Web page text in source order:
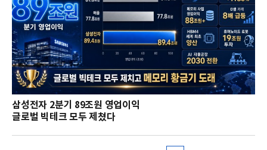
삼성전자 2분기 89조원 영업이익
글로벌 빅테크 모두 제쳤다